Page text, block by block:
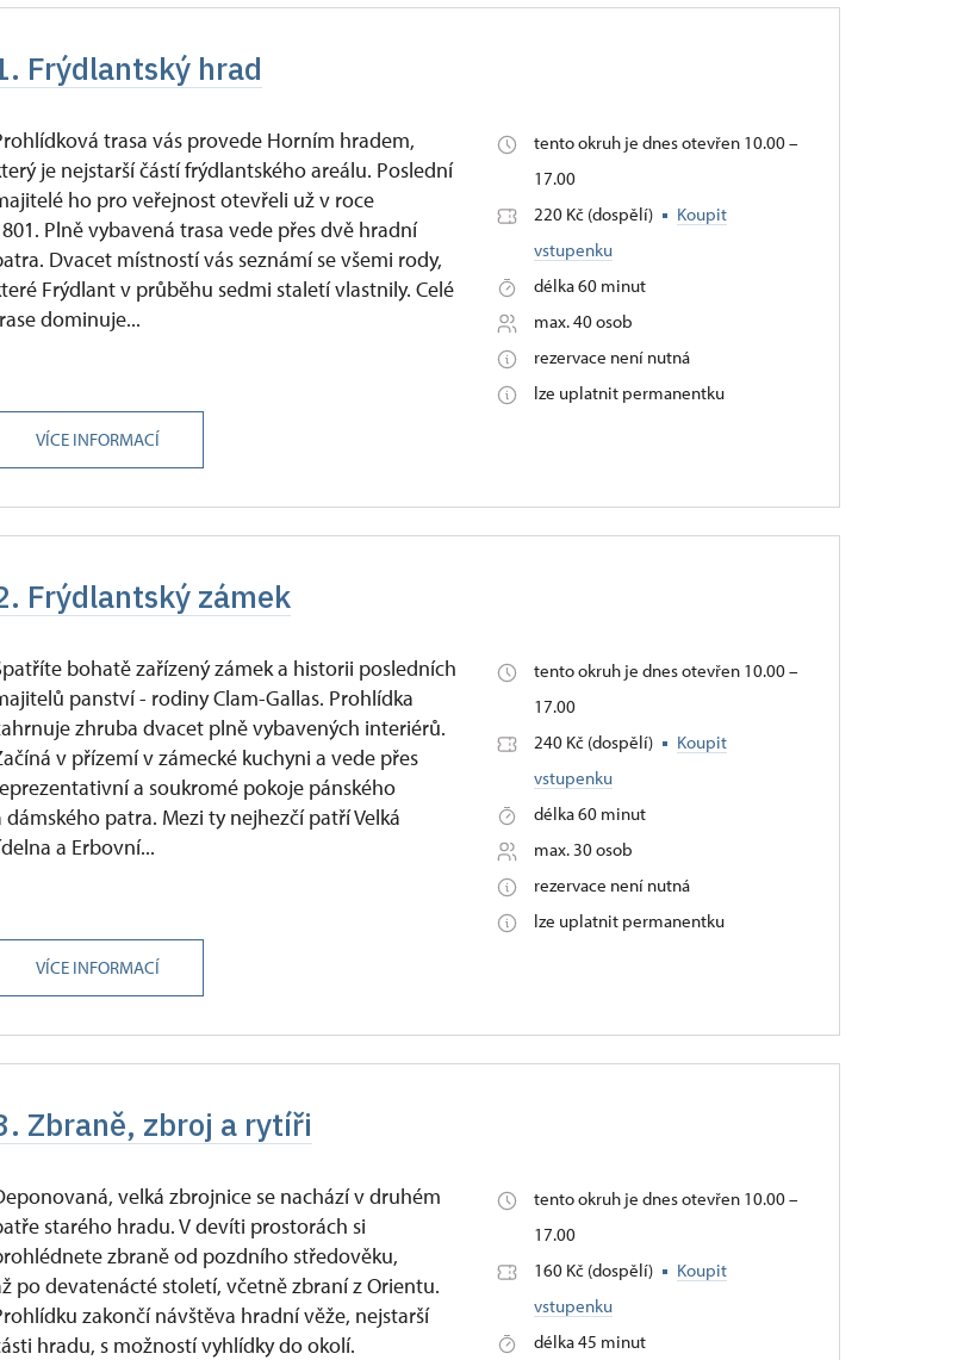
Frýdlantský hrad
trasa vás provede Horním hradem,
je nejstarší částí frýdlantského areálu. Poslední
ho pro veřejnost otevřeli už v roce
Plně vybavená trasa vede přes dvě hradní
Dvacet místností vás seznámí se všemi rody,
Frýdlant v průběhu sedmi staletí vlastnily. Celé
dominuje...
tento okruh je dnes otevřen 10.00 –
17.00
220 Kč (dospělí)
Koupit
vstupenku
délka 60 minut
max. 40 osob
rezervace není nutná
lze uplatnit permanentku
VÍCE INFORMACÍ
Frýdlantský zámek
bohatě zařízený zámek a historii posledních
panství - rodiny Clam-Gallas. Prohlídka
zhruba dvacet plně vybavených interiérů.
v přízemí v zámecké kuchyni a vede přes
a soukromé pokoje pánského
dámského patra. Mezi ty nejhezčí patří Velká
a Erbovní...
tento okruh je dnes otevřen 10.00 –
17.00
240 Kč (dospělí)
Koupit
vstupenku
délka 60 minut
max. 30 osob
rezervace není nutná
lze uplatnit permanentku
VÍCE INFORMACÍ
Zbraně, zbroj a rytíři
velká zbrojnice se nachází v druhém
starého hradu. V devíti prostorách si
zbraně od pozdního středověku,
po devatenácté století, včetně zbraní z Orientu.
zakončí návštěva hradní věže, nejstarší
hradu, s možností vyhlídky do okolí.
tento okruh je dnes otevřen 10.00 –
17.00
160 Kč (dospělí)
Koupit
vstupenku
délka 45 minut